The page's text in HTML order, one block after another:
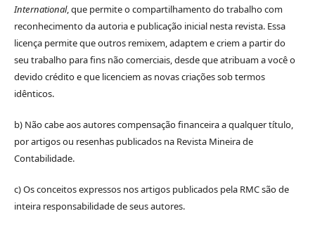
International, que permite o compartilhamento do trabalho com
reconhecimento da autoria e publicação inicial nesta revista. Essa
licença permite que outros remixem, adaptem e criem a partir do
seu trabalho para fins não comerciais, desde que atribuam a você o
devido crédito e que licenciem as novas criações sob termos
idênticos.
b) Não cabe aos autores compensação financeira a qualquer título,
por artigos ou resenhas publicados na Revista Mineira de
Contabilidade.
c) Os conceitos expressos nos artigos publicados pela RMC são de
inteira responsabilidade de seus autores.